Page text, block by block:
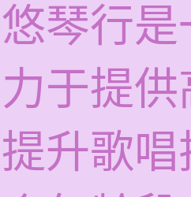
琴行
于提
升歌